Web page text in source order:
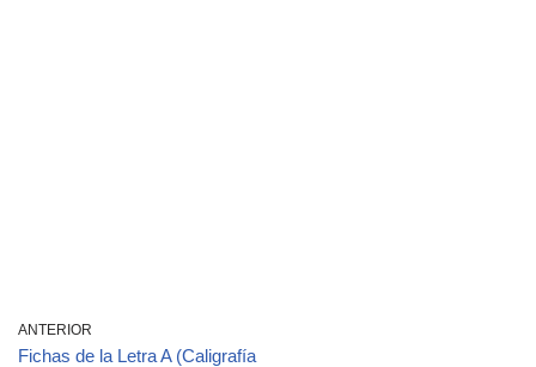
ANTERIOR
Fichas de la Letra A (Caligrafía